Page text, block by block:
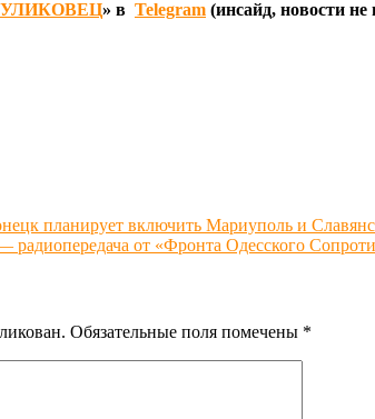
» в Telegram (инсайд, новости
планирует включить Мариуполь и
радиопередача от «Фронта Одесского
Обязательные поля помечены *